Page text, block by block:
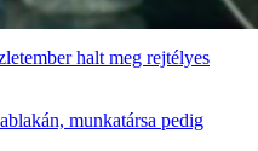
halt meg rejtélyes
munkatársa pedig